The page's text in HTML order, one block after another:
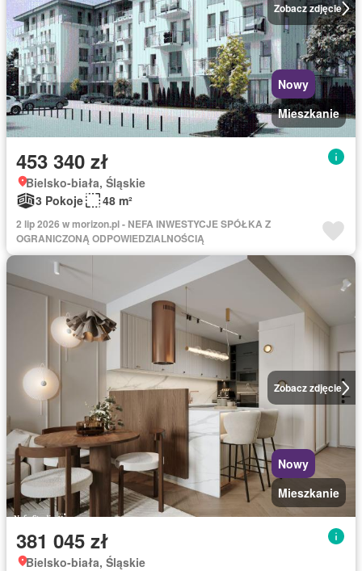
Zobacz zdjęcie
Nowy
Mieszkanie
453 340 zł
Bielsko-biała, Śląskie
3 Pokoje
48 m²
2 lip 2026 w morizon.pl - NEFA INWESTYCJE SPÓŁKA Z
OGRANICZONĄ ODPOWIEDZIALNOŚCIĄ
Zobacz zdjęcie
Nowy
Mieszkanie
381 045 zł
Bielsko-biała, Śląskie